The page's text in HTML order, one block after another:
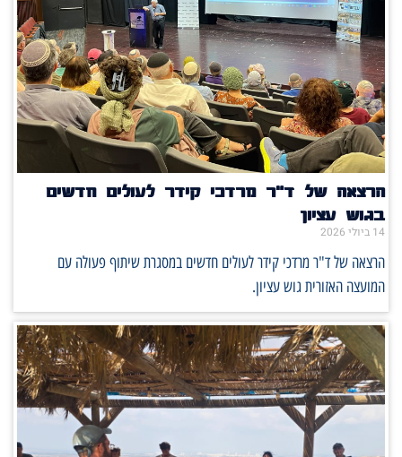
הרצאה של ד"ר מרדכי קידר לעולים חדשים
בגוש עציון
14 ביולי 2026
הרצאה של ד"ר מרדכי קידר לעולים חדשים במסגרת שיתוף פעולה עם
המועצה האזורית גוש עציון.